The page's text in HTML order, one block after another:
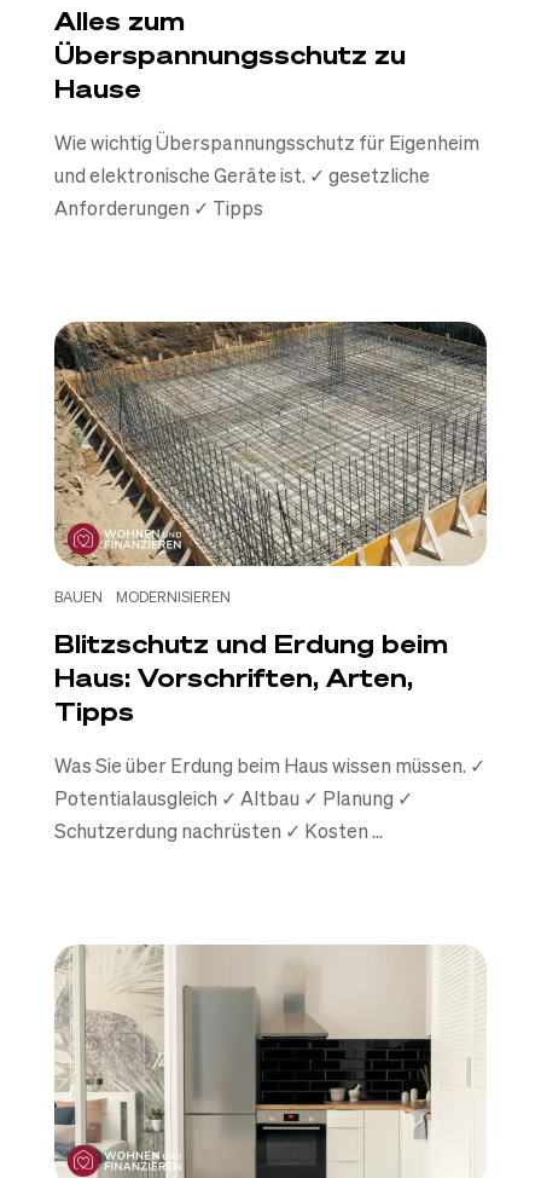
Alles zum
Überspannungsschutz zu
Hause
Wie wichtig Überspannungsschutz für Eigenheim
und elektronische Geräte ist. ✓ gesetzliche
Anforderungen ✓ Tipps
BAUEN MODERNISIEREN
Blitzschutz und Erdung beim
Haus: Vorschriften, Arten,
Tipps
Was Sie über Erdung beim Haus wissen müssen. ✓
Potentialausgleich ✓ Altbau ✓ Planung ✓
Schutzerdung nachrüsten ✓ Kosten ...